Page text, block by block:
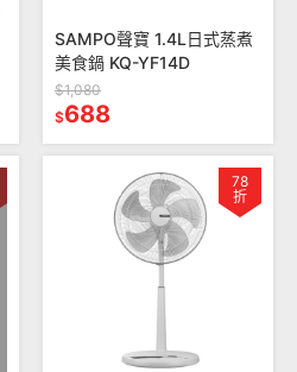
SAMPO聲寶 1.4L日式蒸煮
美食鍋 KQ-YF14D
$1,080
$688
78
折